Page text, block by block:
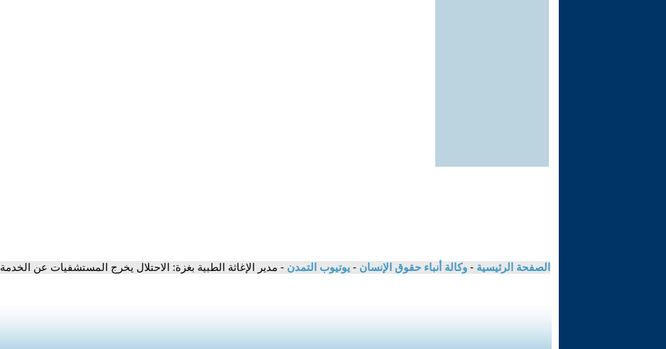
الصفحة الرئيسية - وكالة أنباء حقوق الإنسان - يوتيوب التمدن - مدير الإغاثة الطبية بغزة: الاحتلال يخرج المستشفيات عن الخدمة